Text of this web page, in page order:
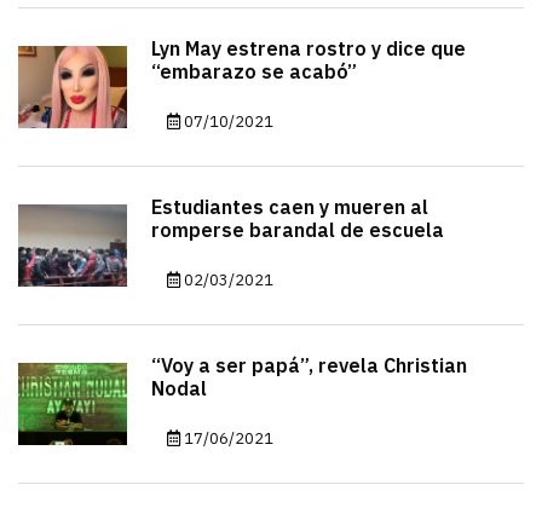
Lyn May estrena rostro y dice que
“embarazo se acabó”
07/10/2021
Estudiantes caen y mueren al
romperse barandal de escuela
02/03/2021
“Voy a ser papá”, revela Christian
Nodal
17/06/2021